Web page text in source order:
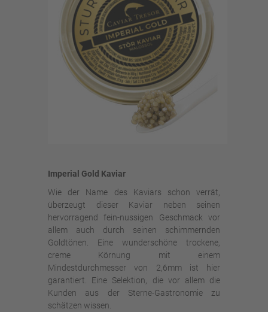
Imperial Gold Kaviar
Wie der Name des Kaviars schon verrät,
überzeugt dieser Kaviar neben seinen
hervorragend fein-nussigen Geschmack vor
allem auch durch seinen schimmernden
Goldtönen. Eine wunderschöne trockene,
creme Körnung mit einem
Mindestdurchmesser von 2,6mm ist hier
garantiert. Eine Selektion, die vor allem die
Kunden aus der Sterne-Gastronomie zu
schätzen wissen.